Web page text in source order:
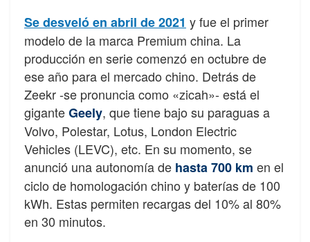
Se desveló en abril de 2021 y fue el primer
modelo de la marca Premium china. La
producción en serie comenzó en octubre de
ese año para el mercado chino. Detrás de
Zeekr -se pronuncia como «zicah»- está el
giganteGeely, que tiene bajo su paraguas a
Volvo, Polestar, Lotus, London Electric
Vehicles (LEVC), etc. En su momento, se
anunció una autonomía de hasta 700 km en el
ciclo de homologación chino y baterías de 100
kWh. Estas permiten recargas del 10% al 80%
en 30 minutos.